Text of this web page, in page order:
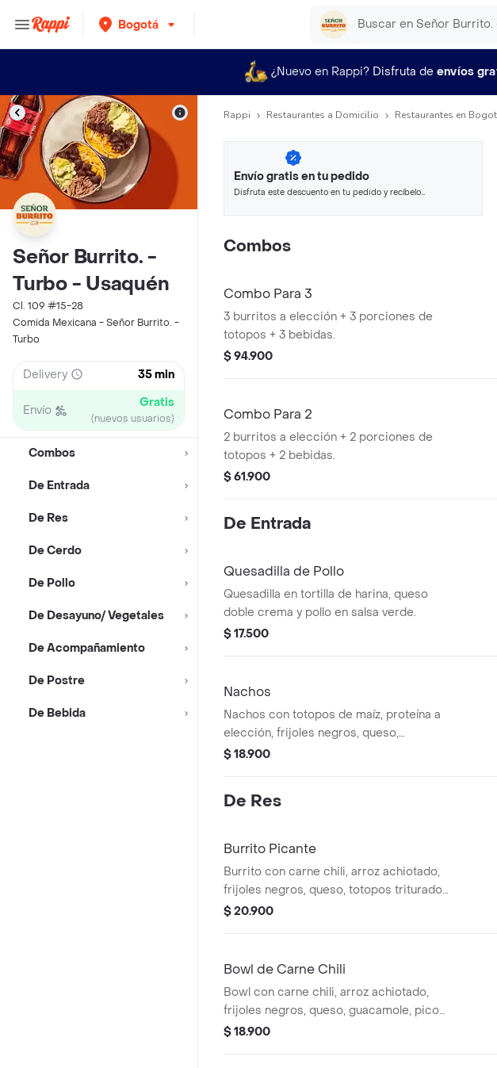
Bogotá
¿Nuevo en Rappi? Disfruta de envíos
Señor Burrito. -
Turbo - Usaquén
Cl. 109 #15-28
Comida Mexicana - Señor Burrito. -
Turbo
Delivery 35 min
Envío Gratis
(nuevos usuarios)
Combos
De Entrada
De Res
De Cerdo
De Pollo
De Desayuno/ Vegetales
De Acompañamiento
De Postre
De Bebida
Rappi Restaurantes a Domicilio Restaurantes en
Envío gratis en tu pedido
Disfruta este descuento en tu pedido y recíbelo
Combos
Combo Para 3
3 burritos a elección + 3 porciones de
totopos + 3 bebidas.
$ 94.900
Combo Para 2
2 burritos a elección + 2 porciones de
totopos + 2 bebidas.
$ 61.900
De Entrada
Quesadilla de Pollo
Quesadilla en tortilla de harina, queso
doble crema y pollo en salsa verde.
$ 17.500
Nachos
Nachos con totopos de maíz, proteína a
elección, frijoles negros, queso,
guacamole y pico de gallo.
$ 18.900
De Res
Burrito Picante
Burrito con carne chili, arroz achiotado,
frijoles negros, queso, totopos triturados,
guacamole, pico de gallo y salsa
$ 20.900
Bowl de Carne Chili
Bowl con carne chili, arroz achiotado,
frijoles negros, queso, guacamole, pico
de gallo, lechuga y salsa verde.
$ 18.900